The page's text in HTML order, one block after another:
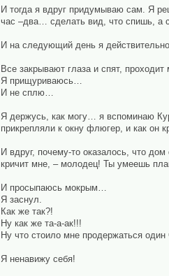
И тогда я вдруг придумываю сам. Я
час –два… сделать вид, что спишь, а
И на следующий день я
Все закрывают глаза и спят,
Я прищуриваюсь…
И не сплю…
Я держусь, как могу… я вспоминаю
прикрепляли к окну флюгер, и как он
И вдруг, почему-то оказалось, что
кричит мне, – молодец! Ты умеешь
И просыпаюсь мокрым…
Я заснул.
Как же так?!
Ну как же та-а-ак!!!
Ну что стоило мне продержаться один
Я ненавижу себя!